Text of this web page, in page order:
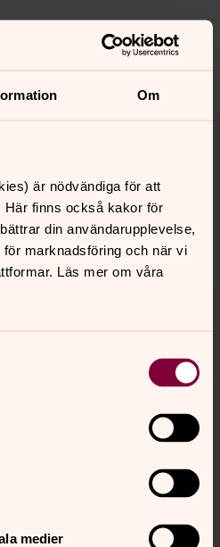
Om
är nödvändiga för att
Här finns också kakor för
din användarupplevelse,
marknadsföring och när vi
Läs mer om våra
medier
på sidans